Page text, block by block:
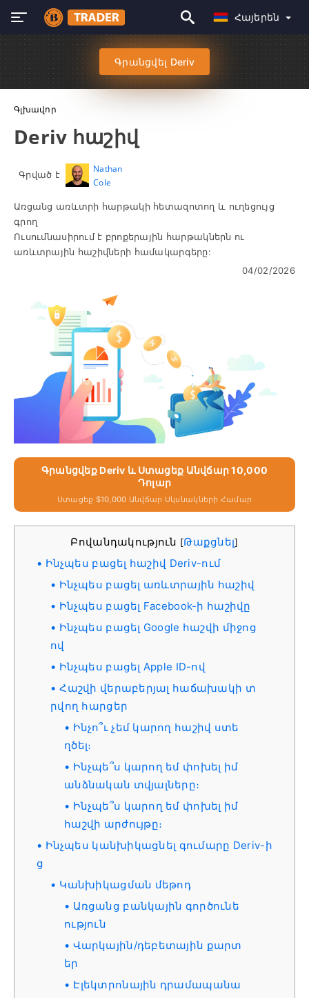
Հայերեն
Գրանցվել Deriv
Գլխավոր
Deriv հաշիվ
Գրված է
Nathan
Cole
Առցանց առևտրի հարթակի հետազոտող և ուղեցույց
գրող
Ուսումնասիրում է բրոքերային հարթակներն ու
առևտրային հաշիվների համակարգերը:
04/02/2026
Գրանցվեք Deriv ԵՒ Ստացեք Անվճար 10,000
Դոլար
Ստացեք $10,000 Անվճար Սկսնակների Համար
Բովանդակություն [Թաքցնել]
Ինչպես բացել հաշիվ Deriv-ում
Ինչպես բացել առևտրային հաշիվ
Ինչպես բացել Facebook-ի հաշիվը
Ինչպես բացել Google հաշվի միջոց
ով
Ինչպես բացել Apple ID-ով
Հաշվի վերաբերյալ հաճախակի տ
րվող հարցեր
Ինչո՞ւ չեմ կարող հաշիվ ստե
ղծել։
Ինչպե՞ս կարող եմ փոխել իմ
անձնական տվյալները։
Ինչպե՞ս կարող եմ փոխել իմ
հաշվի արժույթը։
Ինչպես կանխիկացնել գումարը Deriv-ի
ց
Կանխիկացման մեթոդ
Առցանց բանկային գործունե
ություն
Վարկային/դեբետային քարտ
եր
Էլեկտրոնային դրամապանա